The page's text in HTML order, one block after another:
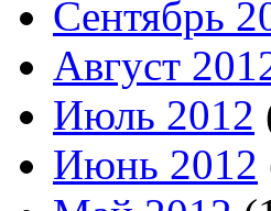
Сентябрь
Август
Июль 2012
Июнь 2012